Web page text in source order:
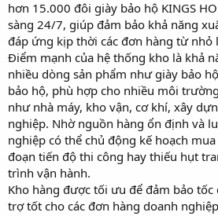
hơn 15.000 đôi giày bảo hộ KINGS
sàng 24/7, giúp đảm bảo khả năng
đáp ứng kịp thời các đơn hàng từ nhỏ
Điểm mạnh của hệ thống kho là khả
nhiều dòng sản phẩm như giày bảo
bảo hộ, phù hợp cho nhiều môi
như nhà máy, kho vận, cơ khí, xây
nghiệp. Nhờ nguồn hàng ổn định và
nghiệp có thể chủ động kế hoạch
đoạn tiến độ thi công hay thiếu hụt
trình vận hành.
Kho hàng được tối ưu để đảm bảo
trợ tốt cho các đơn hàng doanh